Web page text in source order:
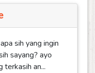
sih yang ingin
sayang? ayo
terkasih an...